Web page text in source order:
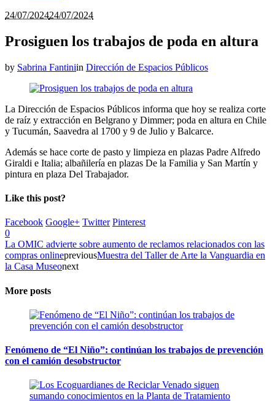
24/07/202424/07/2024
Prosiguen los trabajos de poda en altura
by Sabrina Fantiniin Dirección de Espacios Públicos
La Dirección de Espacios Públicos informa que hoy se realiza corte
de raíz y extracción en Belgrano y Dimmer; poda en altura en Chile
y Tucumán, Saavedra al 1700 y 9 de Julio y Balcarce.
Además se hace corte de pasto y limpieza en plazas Padre Alfredo
Giraldi e Italia; albañilería en plazas De la Familia y San Martín y
pintura en plaza Del Trabajador.
Like this post?
Facebook Google+ Twitter Pinterest
0
La OMIC advierte sobre aumento de reclamos relacionados con las
compras onlinepreviousMuestra del Taller de Arte la Vanguardia en
la Casa Museonext
More posts
Fenómeno de “El Niño”: continúan los trabajos de prevención
con el camión desobstructor